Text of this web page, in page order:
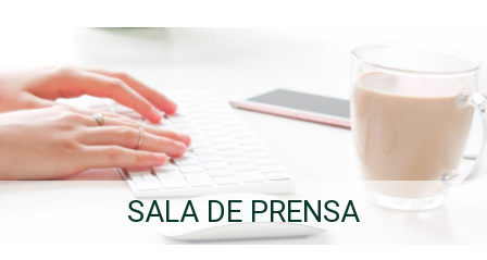
SALA DE PRENSA